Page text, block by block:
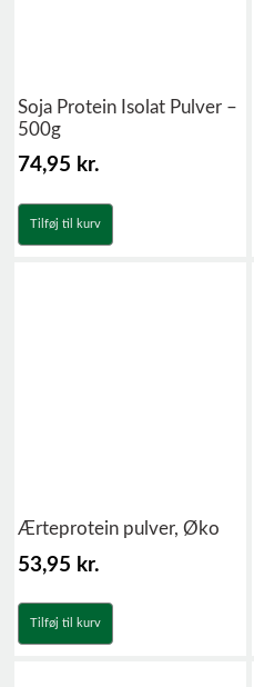
Soja Protein Isolat Pulver –
500g
74,95 kr.
Tilføj til kurv
Ærteprotein pulver, Øko
53,95 kr.
Tilføj til kurv